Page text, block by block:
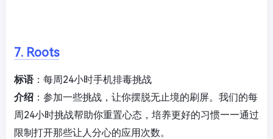
7. Roots
标语：每周24小时手机排毒挑战
介绍 ：参加一些挑战，让你摆脱无止境的刷屏。我们的每
周24小时挑战帮助你重置心态，培养更好的习惯——通过
限制打开那些让人分心的应用次数。